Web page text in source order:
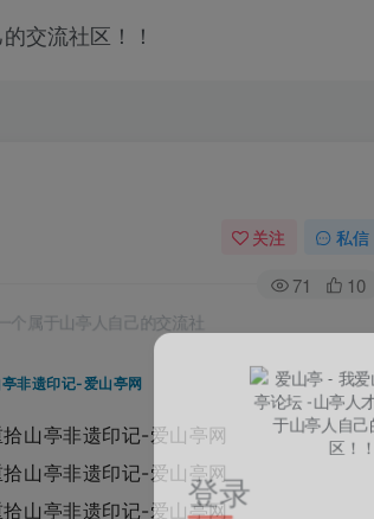
关注 私信
71 10
登录